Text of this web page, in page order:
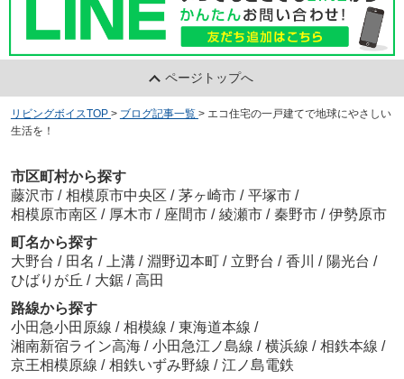
ページトップへ
リビングボイスTOP > ブログ記事一覧 > エコ住宅の一戸建てで地球にやさしい
生活を！
市区町村から探す
藤沢市 / 相模原市中央区 / 茅ヶ崎市 / 平塚市 /
相模原市南区 / 厚木市 / 座間市 / 綾瀬市 / 秦野市 / 伊勢原市
町名から探す
大野台 / 田名 / 上溝 / 淵野辺本町 / 立野台 / 香川 / 陽光台 /
ひばりが丘 / 大鋸 / 高田
路線から探す
小田急小田原線 / 相模線 / 東海道本線 /
湘南新宿ライン高海 / 小田急江ノ島線 / 横浜線 / 相鉄本線 /
京王相模原線 / 相鉄いずみ野線 / 江ノ島電鉄